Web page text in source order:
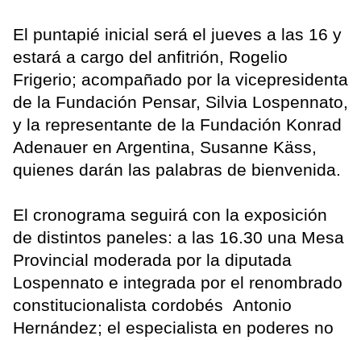
El puntapié inicial será el jueves a las 16 y
estará a cargo del anfitrión, Rogelio
Frigerio; acompañado por la vicepresidenta
de la Fundación Pensar, Silvia Lospennato,
y la representante de la Fundación Konrad
Adenauer en Argentina, Susanne Käss,
quienes darán las palabras de bienvenida.
El cronograma seguirá con la exposición
de distintos paneles: a las 16.30 una Mesa
Provincial moderada por la diputada
Lospennato e integrada por el renombrado
constitucionalista cordobés Antonio
Hernández; el especialista en poderes no